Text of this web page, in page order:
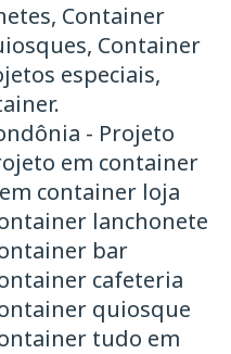
Container
Container
especiais,
- Projeto
em container
container loja
lanchonete
bar
cafeteria
quiosque
tudo em